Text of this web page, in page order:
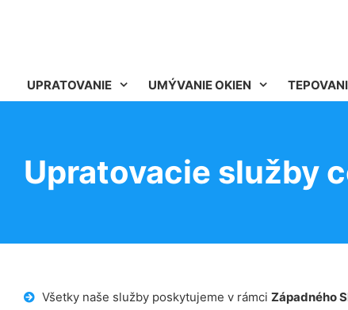
UPRATOVANIE UMÝVANIE OKIEN
Upratovacie služby
Všetky naše služby poskytujeme v rámci Západného